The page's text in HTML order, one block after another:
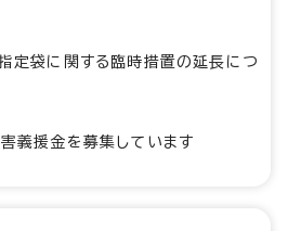
定袋に関する臨時措置の延長につ
義援金を募集しています